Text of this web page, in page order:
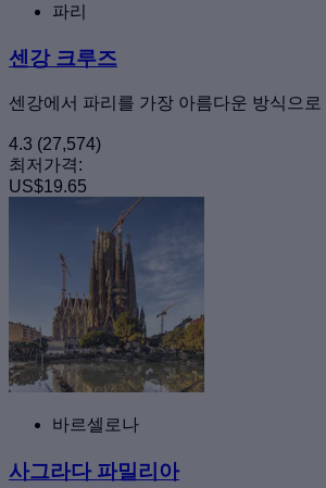
파리
센강 크루즈
센강에서 파리를 가장 아름다운 방식으로
4.3 (27,574)
최저가격:
US$19.65
바르셀로나
사그라다 파밀리아